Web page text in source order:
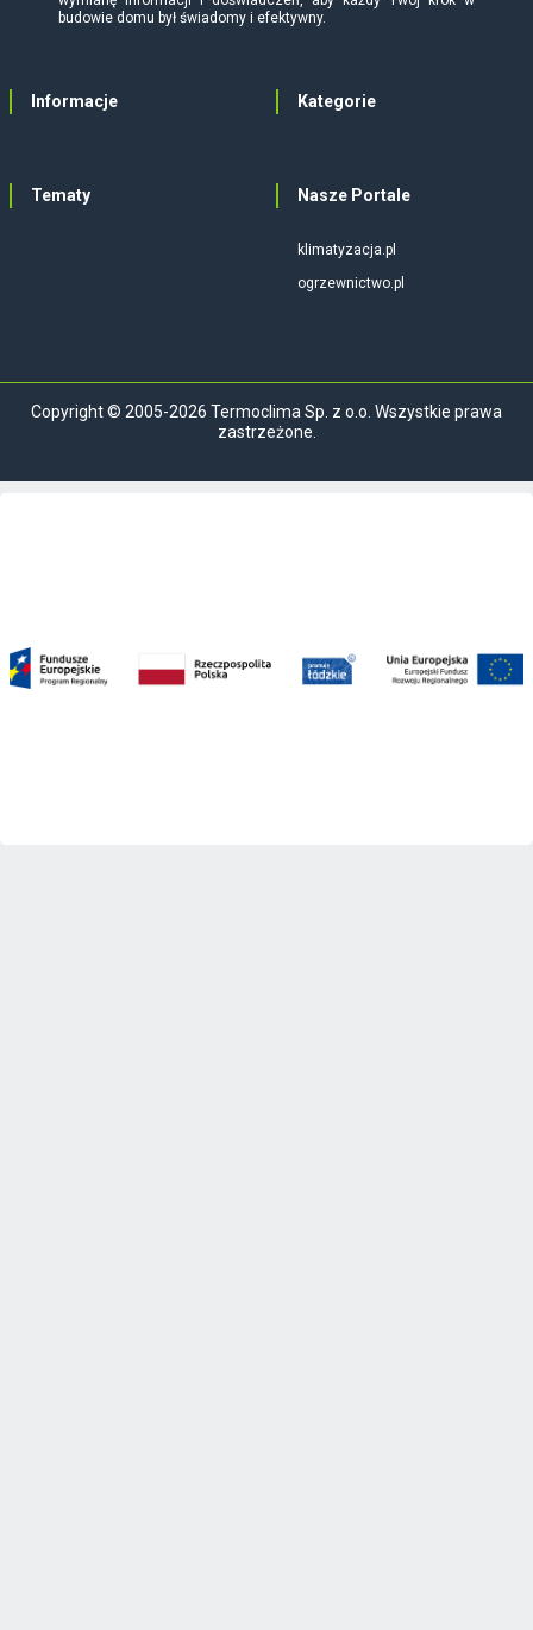
budowie domu był świadomy i efektywny.
Informacje Kategorie
Tematy Nasze Portale
klimatyzacja.pl
ogrzewnictwo.pl
Copyright © 2005-2026 Termoclima Sp. z o.o. Wszystkie prawa
zastrzeżone.